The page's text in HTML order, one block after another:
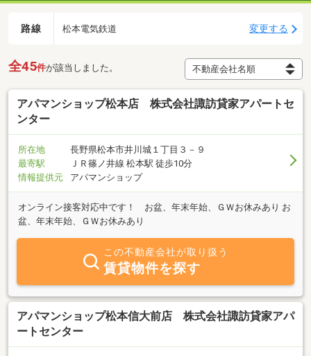
路線 松本電気鉄道 変更する
全45件が該当しました。
アパマンショップ松本店 株式会社諏訪貸家アパートセ
ンター
所在地
長野県松本市井川城１丁目３－９
最寄駅
ＪＲ篠ノ井線 松本駅 徒歩10分
情報提供元
アパマンショップ
オンライン接客対応中です！ お盆、年末年始、ＧＷお休みあり お
盆、年末年始、ＧＷお休みあり
この不動産会社が取り扱う
賃貸物件を探す
アパマンショップ松本信大前店 株式会社諏訪貸家アパ
ートセンター